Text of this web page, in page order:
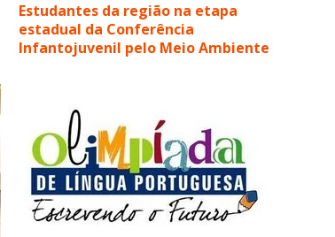
Estudantes da região na etapa
estadual da Conferência
Infantojuvenil pelo Meio Ambiente